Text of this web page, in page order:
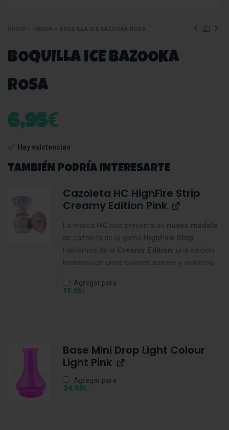
BOQUILLA ICE BAZOOKA ROSA
BOQUILLA ICE BAZOOKA
ROSA
6,95€
Hay existencias
TAMBIÉN PODRÍA INTERESARTE
Cazoleta HC HighFire Strip
Creamy Edition Pink
La marca HC nos presenta su nuevo modelo
de cazoleta de la gama HighFire Strip.
Hablamos de la Creamy Edition, una edición
limitada con unos colores suaves y vistosos.
Agregar para
17,95€
Base Mini Drop Light Colour
Light Pink
Agregar para
24,95€